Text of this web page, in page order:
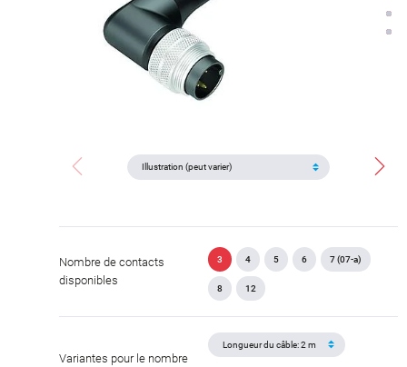
Nombre de contacts
disponibles
3 4 5 6 7 (07-a)
8 12
Variantes pour le nombre